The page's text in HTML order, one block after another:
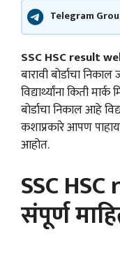
Telegram
SSC HSC result
बारावी बोर्डाचा
विद्यार्थ्यांना किती
बोर्डाचा निकाल आहे
कशाप्रकारे आपण
आहोत.
SSC
संपूर्ण